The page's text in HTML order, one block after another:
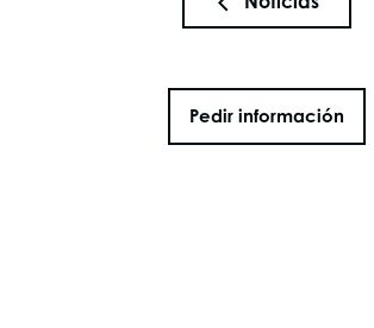
Pedir información